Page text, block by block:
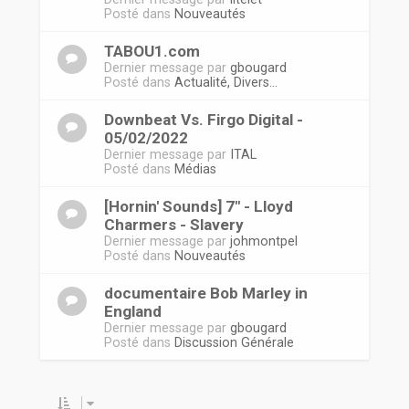
Posté dans Nouveautés
TABOU1.com
Dernier message par gbougard
Posté dans Actualité, Divers...
Downbeat Vs. Firgo Digital -
05/02/2022
Dernier message par ITAL
Posté dans Médias
[Hornin' Sounds] 7" - Lloyd
Charmers - Slavery
Dernier message par johmontpel
Posté dans Nouveautés
documentaire Bob Marley in
England
Dernier message par gbougard
Posté dans Discussion Générale